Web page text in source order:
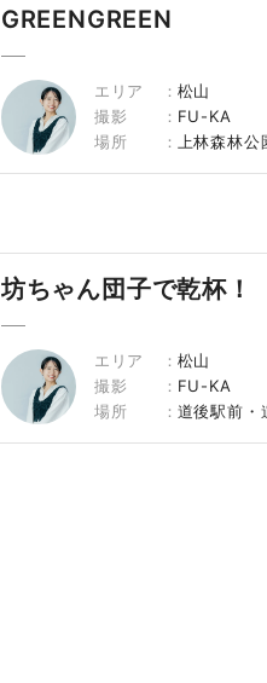
GREENGREEN
エリア
松山
撮影
FU-KA
場所
上林森林公
坊ちゃん団子で乾杯！
エリア
松山
撮影
FU-KA
場所
道後駅前・